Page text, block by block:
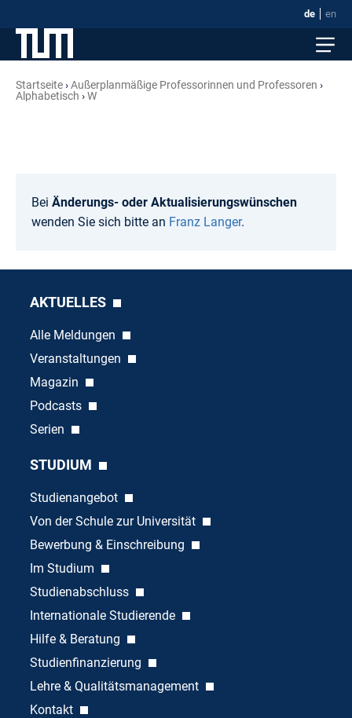
de en
Startseite
Außerplanmäßige Professorinnen und Professoren
Alphabetisch
W
Bei Änderungs- oder Aktualisierungswünschen
wenden Sie sich bitte an Franz Langer.
AKTUELLES
Alle Meldungen
Veranstaltungen
Magazin
Podcasts
Serien
STUDIUM
Studienangebot
Von der Schule zur Universität
Bewerbung & Einschreibung
Im Studium
Studienabschluss
Internationale Studierende
Hilfe & Beratung
Studienfinanzierung
Lehre & Qualitätsmanagement
Kontakt